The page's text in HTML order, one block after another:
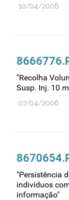
Gestão
Inspeção
Locais de
10/04/2006
"Recolha
Susp. Inj. 10
07/04/2006
"Persistência
indivíduos
informação"